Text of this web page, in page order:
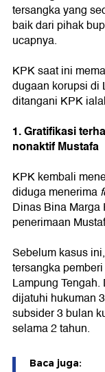
tersangka yang
baik dari pihak
ucapnya.
KPK saat ini
dugaan korupsi di
ditangani KPK
1. Gratifikasi
nonaktif Mustafa
KPK kembali
diduga menerima
Dinas Bina Marga
penerimaan
Sebelum kasus
tersangka
Lampung
dijatuhi hukuman
subsider 3 bulan
selama 2 tahun.
Baca juga: